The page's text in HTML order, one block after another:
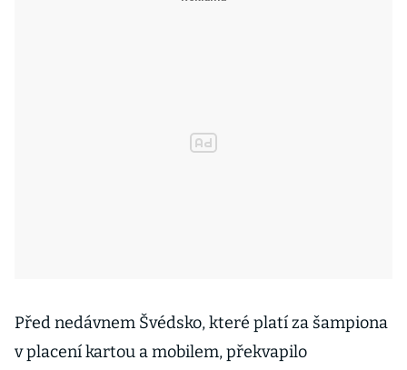
Před nedávnem Švédsko, které platí za šampiona
v placení kartou a mobilem, překvapilo